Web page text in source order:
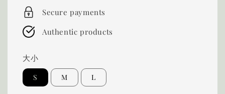
Secure payments
Authentic products
大小
S M L